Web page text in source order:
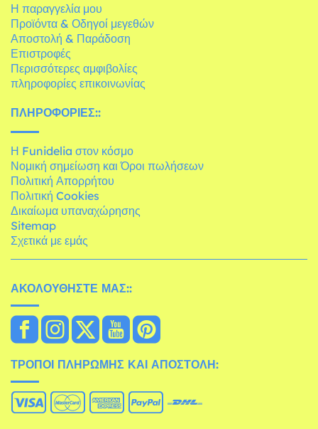
Η παραγγελία μου
Προϊόντα & Οδηγοί μεγεθών
Αποστολή & Παράδοση
Επιστροφές
Περισσότερες αμφιβολίες
πληροφορίες επικοινωνίας
ΠΛΗΡΟΦΟΡΊΕΣ::
Η Funidelia στον κόσμο
Νομική σημείωση και Όροι πωλήσεων
Πολιτική Απορρήτου
Πολιτική Cookies
Δικαίωμα υπαναχώρησης
Sitemap
Σχετικά με εμάς
ΑΚΟΛΟΥΘΉΣΤΕ ΜΑΣ::
ΤΡΌΠΟΙ ΠΛΗΡΩΜΉΣ ΚΑΙ ΑΠΟΣΤΟΛΉ: